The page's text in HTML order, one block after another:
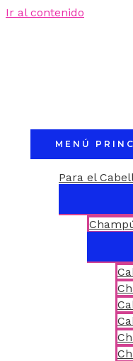
Ir al contenido
MENÚ
Para el